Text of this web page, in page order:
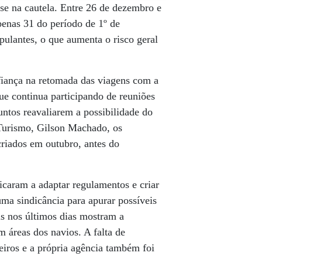
na cautela. Entre 26 de dezembro e
31 do período de 1º de
o que aumenta o risco geral
na retomada das viagens com a
continua participando de reuniões
reavaliarem a possibilidade do
Gilson Machado, os
em outubro, antes do
a adaptar regulamentos e criar
sindicância para apurar possíveis
nos últimos dias mostram a
áreas dos navios. A falta de
e a própria agência também foi